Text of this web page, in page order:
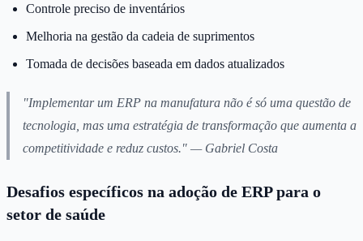
Controle preciso de inventários
Melhoria na gestão da cadeia de suprimentos
Tomada de decisões baseada em dados atualizados
"Implementar um ERP na manufatura não é só uma questão de
tecnologia, mas uma estratégia de transformação que aumenta a
competitividade e reduz custos." — Gabriel Costa
Desafios específicos na adoção de ERP para o
setor de saúde